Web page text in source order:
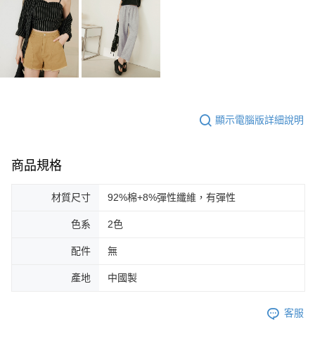
顯示電腦版詳細說明
商品規格
材質尺寸 92%棉+8%彈性纖維，有彈性
色系 2色
配件 無
產地 中國製
客服